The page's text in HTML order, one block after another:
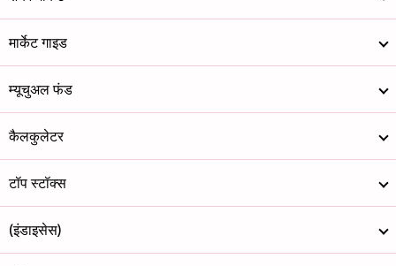
मार्केट गाइड
म्यूचुअल फंड
कैलकुलेटर
टॉप स्टॉक्स
(इंडाइसेस)